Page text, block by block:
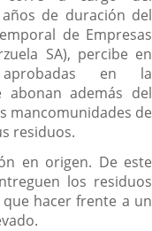
de duración del
de Empresas
SA), percibe en
en la
abonan además del
mancomunidades de
residuos.
en origen. De este
los residuos
hacer frente a un